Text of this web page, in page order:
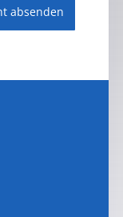
absenden